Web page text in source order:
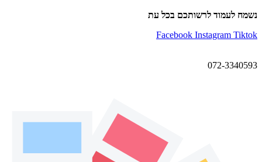
נשמח לעמוד לרשותכם בכל עת
Facebook Instagram Tiktok
072-3340593